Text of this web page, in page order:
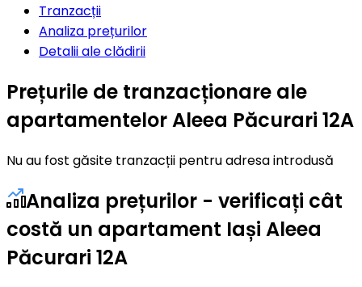
Tranzacții
Analiza prețurilor
Detalii ale clădirii
Prețurile de tranzacționare ale
apartamentelor Aleea Păcurari 12A
Nu au fost găsite tranzacții pentru adresa introdusă
Analiza prețurilor - verificați cât
costă un apartament Iași Aleea
Păcurari 12A